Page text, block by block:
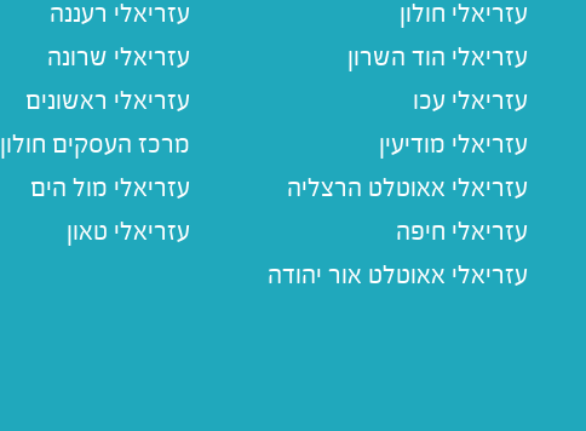
עזריאלי חולון
עזריאלי הוד השרון
עזריאלי עכו
עזריאלי מודיעין
עזריאלי אאוטלט הרצליה
עזריאלי חיפה
עזריאלי אאוטלט אור יהודה
עזריאלי רעננה
עזריאלי שרונה
עזריאלי ראשונים
מרכז העסקים חולון
עזריאלי מול הים
עזריאלי טאון